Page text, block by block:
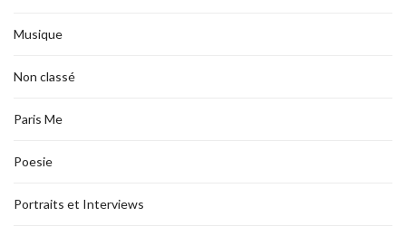
Musique
Non classé
Paris Me
Poesie
Portraits et Interviews